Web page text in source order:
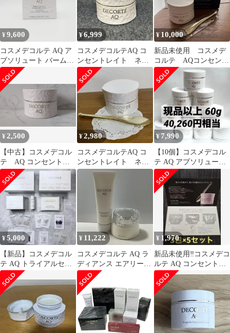
¥9,600
コスメデコルテ AQ ア
ブソリュート バームク
リーム エラスティック
50g フェイスクリーム
DECORTE 新品 未開封
¥6,999
コスメデコルテAQ コ
ンセントレイト ネッ
ククリーム
¥ 10,000
新品未使用 コスメデ
コルテ AQコンセント
レイトネッククリー
ム 98g
¥2,500
【中古】コスメデコル
テ AQ コンセントレ
イト ネッククリー
ム 98g
¥2,980
コスメデコルテAQ コ
ンセントレイト ネッ
ククリーム
¥ 7,990
【10個】コスメデコル
テ AQ アブソリュート
バームクリーム エラス
ティック
¥5,000
【新品】コスメデコル
テ AQ トライアルセッ
ト まとめ売り 27点セッ
ト
¥ 11,222
コスメデコルテ AQ ラ
ディアンス エアリーク
リームウォッシュ、ク
リーム セット
¥ 1,970
新品未使用‼️コスメデコ
ルテ AQ コンセントレ
イト ネッククリーム 15
包